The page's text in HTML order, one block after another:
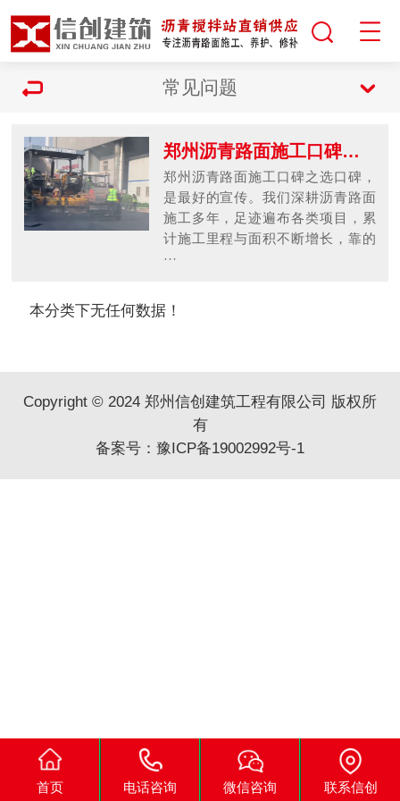
常见问题
郑州沥青路面施工口碑之选
郑州沥青路面施工口碑之选口碑，
是最好的宣传。我们深耕沥青路面
施工多年，足迹遍布各类项目，累
计施工里程与面积不断增长，靠的
···
本分类下无任何数据！
Copyright © 2024 郑州信创建筑工程有限公司 版权所
有
备案号： 豫ICP备19002992号-1
首页 电话咨询 微信咨询 联系信创